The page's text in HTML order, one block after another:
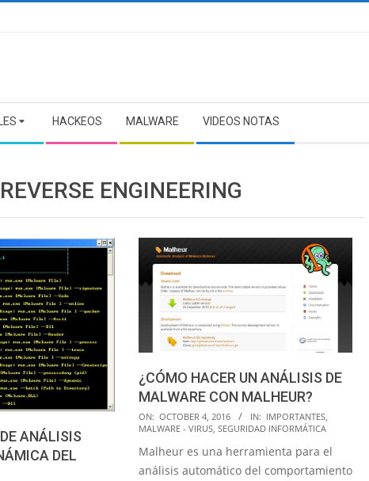
HACKEOS MALWARE VIDEOS NOTAS
ENGINEERING
ANÁLISIS
DEL
¿CÓMO HACER UN ANÁLISIS DE
MALWARE CON MALHEUR?
2016-
10-
04
ON: OCTOBER 4, 2016 IN: IMPORTANTES,
MALWARE - VIRUS, SEGURIDAD INFORMÁTICA
Malheur es una herramienta para el
análisis automático del comportamiento